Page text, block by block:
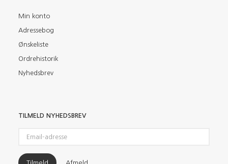
Min konto
Adressebog
Ønskeliste
Ordrehistorik
Nyhedsbrev
TILMELD NYHEDSBREV
adresse